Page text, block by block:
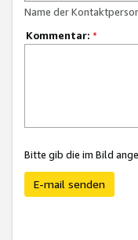
Name der
Kommentar: *
Bitte gib die im Bild
E-mail senden